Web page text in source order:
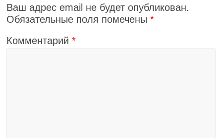
Ваш адрес email не будет опубликован.
Обязательные поля помечены*
Комментарий*